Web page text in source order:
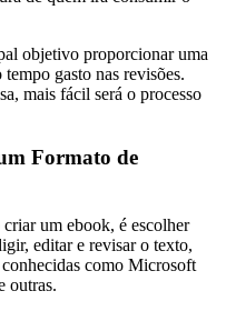
objetivo proporcionar uma
gasto nas revisões.
mais fácil será o processo
Formato de
um ebook, é escolher
editar e revisar o texto,
como Microsoft
outras.